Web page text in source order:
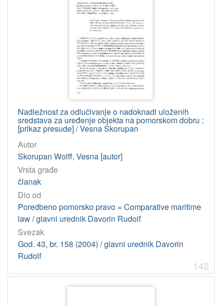
Nadležnost za odlučivanje o nadoknadi uloženih
sredstava za uređenje objekta na pomorskom dobru :
[prikaz presude] / Vesna Skorupan
Autor
Skorupan Wolff, Vesna [autor]
Vrsta građe
članak
Dio od
Poredbeno pomorsko pravo = Comparative maritime
law / glavni urednik Davorin Rudolf
Svezak
God. 43, br. 158 (2004) / glavni urednik Davorin
Rudolf
142